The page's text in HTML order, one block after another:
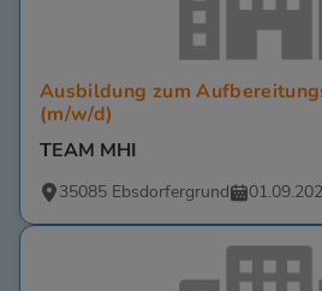
Ausbildung zum
(m/w/d)
TEAM MHI
35085 Ebsdorfergrund